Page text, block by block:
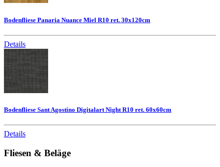
Bodenfliese Panaria Nuance Miel R10 ret. 30x120cm
Details
Bodenfliese Sant Agostino Digitalart Night R10 ret. 60x60cm
Details
Fliesen & Beläge